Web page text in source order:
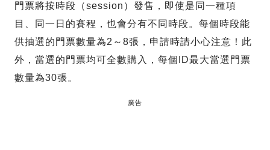
門票將按時段（session）發售，即使是同一種項
目、同一日的賽程，也會分有不同時段。每個時段能
供抽選的門票數量為2～8張，申請時請小心注意！此
外，當選的門票均可全數購入，每個ID最大當選門票
數量為30張。
廣告